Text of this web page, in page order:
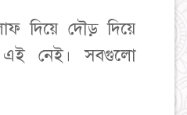
দিয়ে দৌড় দিয়ে
নেই। সবগুলো